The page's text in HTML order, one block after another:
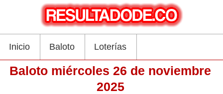
Inicio Baloto Loterías
Baloto miércoles 26 de noviembre
2025